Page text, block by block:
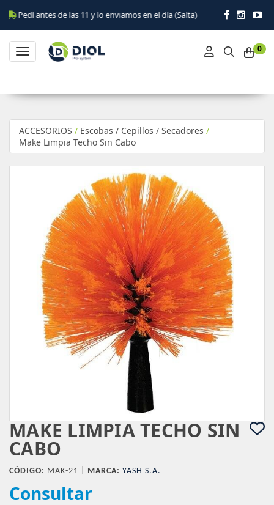
de las 11 y lo enviamos en el día (Salta)
0
Toggle navigation
ACCESORIOS / Escobas / Cepillos / Secadores /
Make Limpia Techo Sin Cabo
MAKE LIMPIA TECHO SIN
CABO
CÓDIGO: MAK-21 | MARCA: YASH S.A.
Consultar